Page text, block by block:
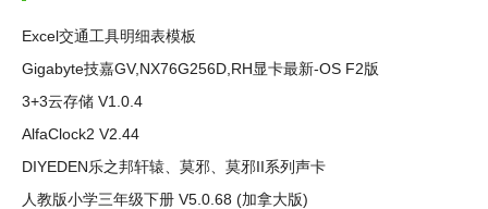
Excel交通工具明细表模板
Gigabyte技嘉GV,NX76G256D,RH显卡最新-OS F2版
3+3云存储 V1.0.4
AlfaClock2 V2.44
DIYEDEN乐之邦轩辕、莫邪、莫邪II系列声卡
人教版小学三年级下册 V5.0.68 (加拿大版)